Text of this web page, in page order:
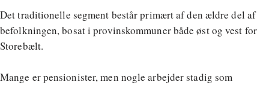
Det traditionelle segment består primært af den ældre del af
befolkningen, bosat i provinskommuner både øst og vest for
Storebælt.
Mange er pensionister, men nogle arbejder stadig som